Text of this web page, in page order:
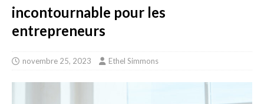
incontournable pour les
entrepreneurs
novembre 25, 2023 Ethel Simmons